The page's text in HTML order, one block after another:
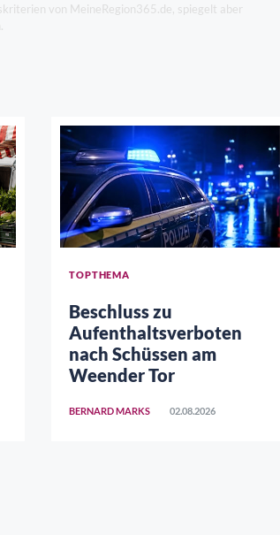
von MeineRegion365.de, spiegelt aber
TOPTHEMA
Beschluss zu
Aufenthaltsverboten
nach Schüssen am
Weender Tor
BERNARD MARKS 02.08.2026